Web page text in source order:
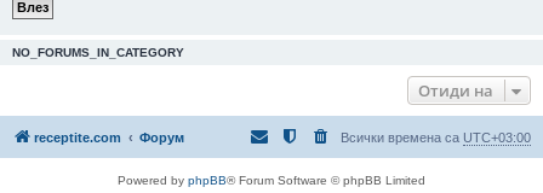
NO_FORUMS_IN_CATEGORY
Отиди на
receptite.com Форум Всички времена са UTC+03:00
Powered by phpBB® Forum Software © phpBB Limited